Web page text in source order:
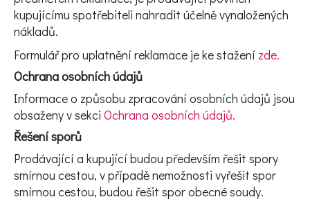
kupujícímu spotřebiteli nahradit účelně vynaložených
nákladů.
Formulář pro uplatnění reklamace je ke stažení zde.
Ochrana osobních údajů
Informace o způsobu zpracování osobních údajů jsou
obsaženy v sekci Ochrana osobních údajů.
Řešení sporů
Prodávající a kupující budou především řešit spory
smírnou cestou, v případě nemožnosti vyřešit spor
smírnou cestou, budou řešit spor obecné soudy.